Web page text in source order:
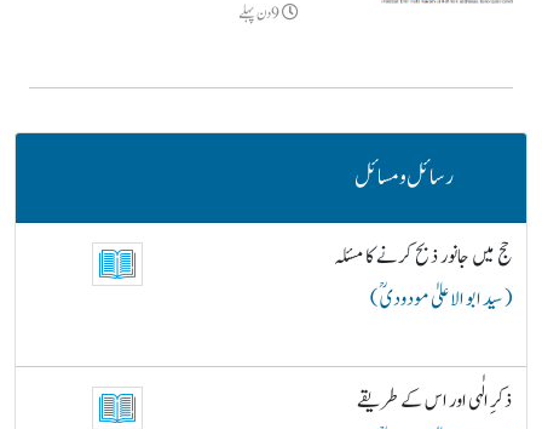
9دن پہلے
رسائل و مسائل
حج میں جانور ذبح کرنے کا مسئلہ
( سید ابو الاعلیٰ مودودیؒ )
ذکرِ الٰہی اور اس کے طریقے